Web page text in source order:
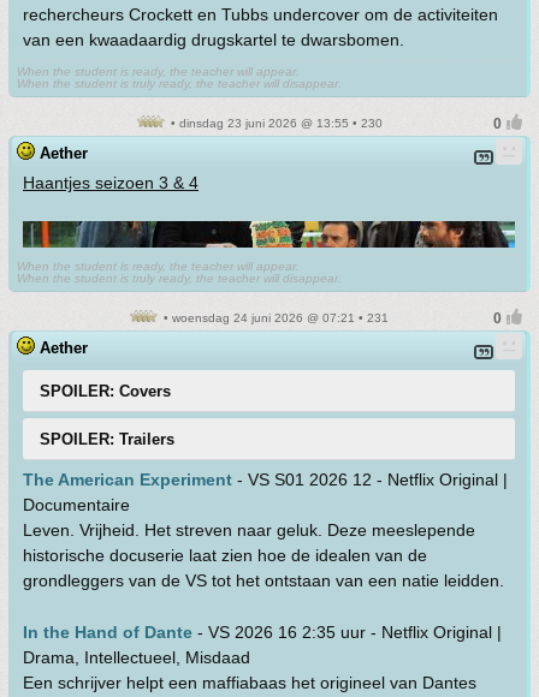
rechercheurs Crockett en Tubbs undercover om de activiteiten
van een kwaadaardig drugskartel te dwarsbomen.
When the student is ready, the teacher will appear.
When the student is truly ready, the teacher will disappear.
• dinsdag 23 juni 2026 @ 13:55 • 230
Aether
Haantjes seizoen 3 & 4
When the student is ready, the teacher will appear.
When the student is truly ready, the teacher will disappear.
• woensdag 24 juni 2026 @ 07:21 • 231
Aether
SPOILER: Covers
SPOILER: Trailers
The American Experiment - VS S01 2026 12 - Netflix Original |
Documentaire
Leven. Vrijheid. Het streven naar geluk. Deze meeslepende
historische docuserie laat zien hoe de idealen van de
grondleggers van de VS tot het ontstaan van een natie leidden.
In the Hand of Dante - VS 2026 16 2:35 uur - Netflix Original |
Drama, Intellectueel, Misdaad
Een schrijver helpt een maffiabaas het origineel van Dantes